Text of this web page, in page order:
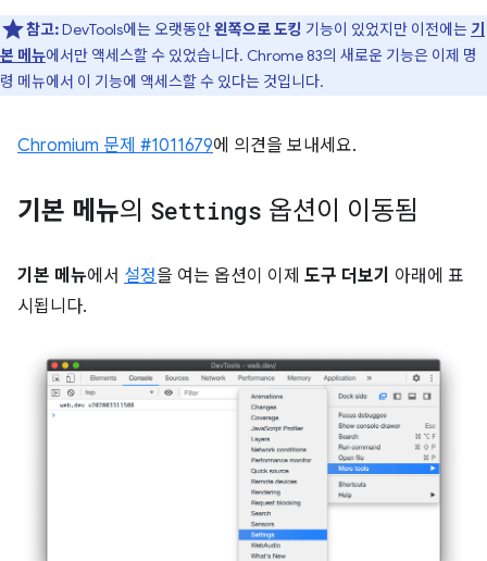
참고:DevTools에는 오랫동안왼쪽으로 도킹 기능이 있었지만 이전에는 기
본 메뉴에서만 액세스할 수 있었습니다. Chrome 83의 새로운 기능은 이제 명
령 메뉴에서 이 기능에 액세스할 수 있다는 것입니다.
Chromium 문제 #1011679에 의견을 보내세요.
기본 메뉴의 Settings 옵션이 이동됨
기본 메뉴에서 설정을 여는 옵션이 이제 도구 더보기 아래에 표
시됩니다.